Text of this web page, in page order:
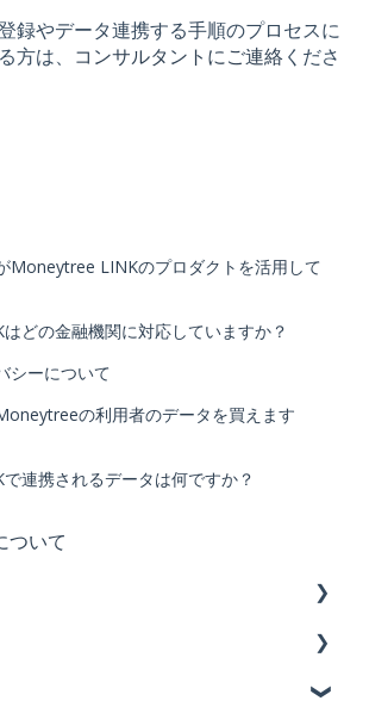
録やデータ連携する手順のプロセスに
方は、 コンサルタントにご連絡くださ
Moneytree LINKのプロダクトを活用して
どの金融機関に対応していますか？
シーについて
の利用者のデータを買えます
連携されるデータは何ですか？
ついて